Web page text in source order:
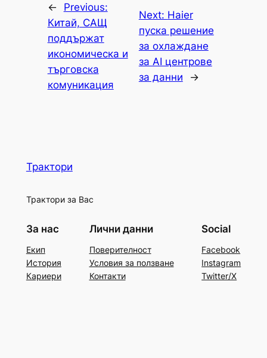
←
Previous:
Китай, САЩ
поддържат
икономическа и
търговска
комуникация
Next: Haier
пуска решение
за охлаждане
за AI центрове
за данни
→
Трактори
Трактори за Вас
За нас
Екип
История
Кариери
Лични данни
Поверителност
Условия за ползване
Контакти
Social
Facebook
Instagram
Twitter/X